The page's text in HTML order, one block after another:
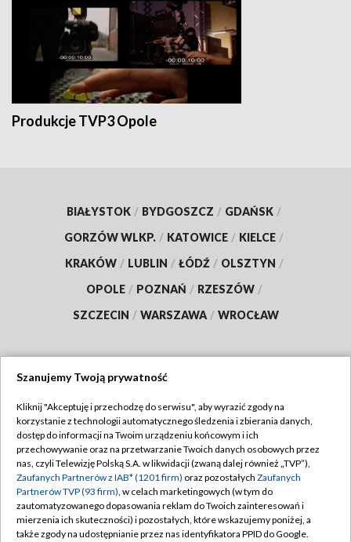
Produkcje TVP3 Opole
BIAŁYSTOK / BYDGOSZCZ / GDAŃSK /
GORZÓW WLKP. / KATOWICE / KIELCE /
KRAKÓW / LUBLIN / ŁÓDŹ / OLSZTYN /
OPOLE / POZNAŃ / RZESZÓW /
SZCZECIN / WARSZAWA / WROCŁAW
TVP
Abonament TVP
Emisja w TVP
Centrum informacji TVP
Naziemna Telewizja Cyfrowa
Regulamin TVP
Polityka prywatności
Moje zgody
Pomoc
Szanujemy Twoją prywatność
Kliknij "Akceptuję i przechodzę do serwisu", aby wyrazić zgody na
korzystanie z technologii automatycznego śledzenia i zbierania danych,
dostęp do informacji na Twoim urządzeniu końcowym i ich
przechowywanie oraz na przetwarzanie Twoich danych osobowych przez
nas, czyli Telewizję Polską S.A. w likwidacji (zwaną dalej również „TVP”),
Zaufanych Partnerów z IAB* (1201 firm) oraz pozostałych Zaufanych
Partnerów TVP (93 firm), w celach marketingowych (w tym do
zautomatyzowanego dopasowania reklam do Twoich zainteresowań i
mierzenia ich skuteczności) i pozostałych, które wskazujemy poniżej, a
także zgody na udostępnianie przez nas identyfikatora PPID do Google.